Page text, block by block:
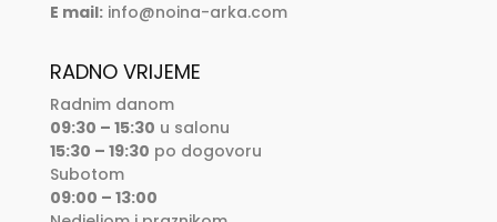
E mail: info@noina-arka.com
RADNO VRIJEME
Radnim danom
09:30 – 15:30 u salonu
15:30 – 19:30 po dogovoru
Subotom
09:00 – 13:00